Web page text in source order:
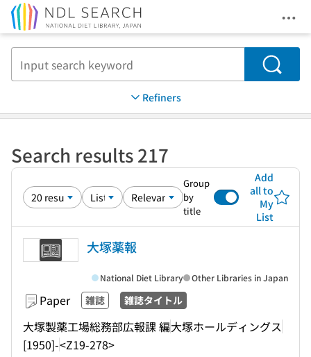
Search
Refiners
Search results 217
Group
by
title
Add
all to
My
List
大塚薬報
Paper 雑誌 雑誌タイトル
大塚製薬工場総務部広報課 編大塚ホールディングス
[1950]-<Z19-278>
National Diet Library Other Libraries in Japan